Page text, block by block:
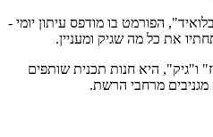
הפורמט בו מודפס עיתון יומי -
את כל מה שגיק ומעניין.
ו"גיק", היא חנות תכנית שותפים